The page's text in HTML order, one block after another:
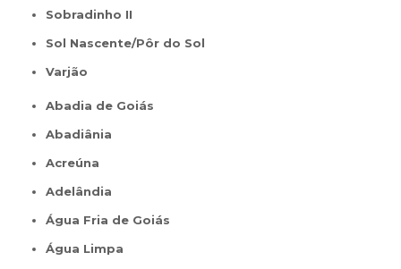
Sobradinho II
Sol Nascente/Pôr do Sol
Varjão
Abadia de Goiás
Abadiânia
Acreúna
Adelândia
Água Fria de Goiás
Água Limpa